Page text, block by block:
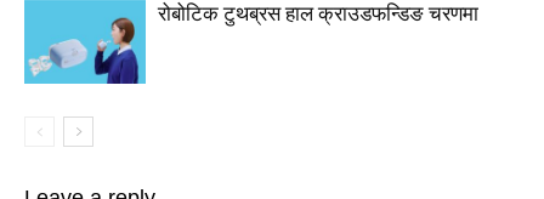
रोबोटिक टुथब्रस हाल क्राउडफन्डिङ चरणमा